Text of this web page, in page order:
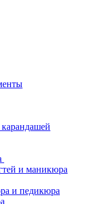
и маникюра
и педикюра